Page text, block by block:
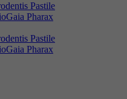
Pastile
Pharax
Pastile
Pharax